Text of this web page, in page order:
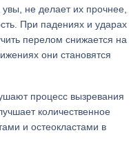
не делает их прочнее,
При падениях и ударах
перелом снижается на
они становятся
процесс вызревания
количественное
и остеокластами в